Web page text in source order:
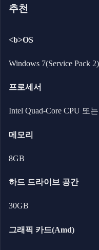
추천
<b>OS
Windows 7(Service Pack 2)
프로세서
Intel Quad-Core CPU 또
메모리
8GB
하드 드라이브 공간
30GB
그래픽 카드(Amd)